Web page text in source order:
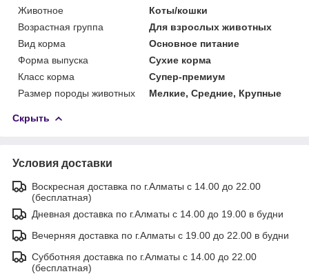
Животное
Коты/кошки
Возрастная группа
Для взрослых животных
Вид корма
Основное питание
Форма выпуска
Сухие корма
Класс корма
Супер-премиум
Размер породы животных
Мелкие, Средние, Крупные
Скрыть
Условия доставки
Воскресная доставка по г.Алматы с 14.00 до 22.00
(бесплатная)
Дневная доставка по г.Алматы с 14.00 до 19.00 в будни
Вечерняя доставка по г.Алматы с 19.00 до 22.00 в будни
Субботняя доставка по г.Алматы с 14.00 до 22.00
(бесплатная)